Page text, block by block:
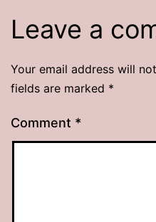
Leave a
Your email address will
fields are marked *
Comment *